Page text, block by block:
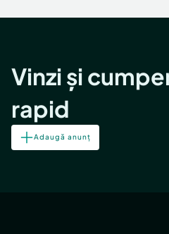
Vinzi și
rapid
Adaugă anunț